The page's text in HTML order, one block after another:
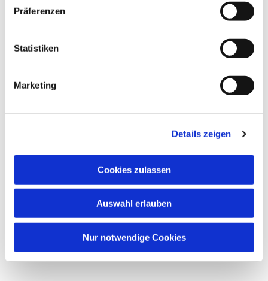
Präferenzen
Statistiken
Marketing
Details zeigen
Cookies zulassen
Auswahl erlauben
Nur notwendige Cookies
Dies könnte Sie auch